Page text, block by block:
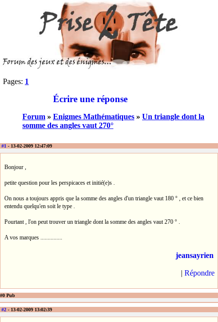
Pages: 1
Écrire une réponse
Forum » Enigmes Mathématiques » Un triangle dont la
somme des angles vaut 270°
#1 - 13-02-2009 12:47:09
Bonjour ,
petite question pour les perspicaces et initié(e)s .
On nous a toujours appris que la somme des angles d'un triangle vaut 180 ° , et ce bien
entendu quelqu'en soit le type .
Pourtant , l'on peut trouver un triangle dont la somme des angles vaut 270 ° .
A vos marques ...............
jeansayrien
| Répondre
#0 Pub
#2 - 13-02-2009 13:02:39